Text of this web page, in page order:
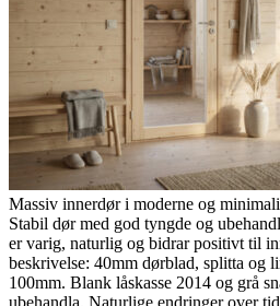
Massiv innerdør i moderne og
Stabil dør med god tyngde og
er varig, naturlig og bidrar positivt til
beskrivelse: 40mm dørblad, splitta og
100mm. Blank låskasse 2014 og grå
ubehandla. Naturlige endringer over